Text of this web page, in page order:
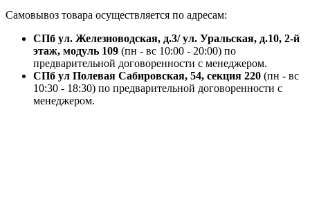
Самовывоз товара осуществляется по адресам:
СПб ул. Железноводская, д.3/ ул. Уральская, д.10, 2-й
этаж, модуль 109 (пн - вс 10:00 - 20:00) по
предварительной договоренности с менеджером.
СПб ул Полевая Сабировская, 54, секция 220 (пн - вс
10:30 - 18:30) по предварительной договоренности с
менеджером.